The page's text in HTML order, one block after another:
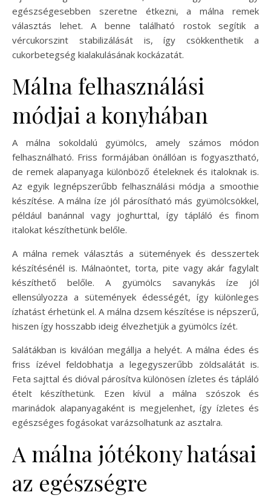
egészségesebben szeretne étkezni, a málna remek
választás lehet. A benne található rostok segítik a
vércukorszint stabilizálását is, így csökkenthetik a
cukorbetegség kialakulásának kockázatát.
Málna felhasználási
módjai a konyhában
A málna sokoldalú gyümölcs, amely számos módon
felhasználható. Friss formájában önállóan is fogyasztható,
de remek alapanyaga különböző ételeknek és italoknak is.
Az egyik legnépszerűbb felhasználási módja a smoothie
készítése. A málna íze jól párosítható más gyümölcsökkel,
például banánnal vagy joghurttal, így tápláló és finom
italokat készíthetünk belőle.
A málna remek választás a sütemények és desszertek
készítésénél is. Málnaöntet, torta, pite vagy akár fagylalt
készíthető belőle. A gyümölcs savanykás íze jól
ellensúlyozza a sütemények édességét, így különleges
ízhatást érhetünk el. A málna dzsem készítése is népszerű,
hiszen így hosszabb ideig élvezhetjük a gyümölcs ízét.
Salátákban is kiválóan megállja a helyét. A málna édes és
friss ízével feldobhatja a legegyszerűbb zöldsalátát is.
Feta sajttal és dióval párosítva különösen ízletes és tápláló
ételt készíthetünk. Ezen kívül a málna szószok és
marinádok alapanyagaként is megjelenhet, így ízletes és
egészséges fogásokat varázsolhatunk az asztalra.
A málna jótékony hatásai
az egészségre